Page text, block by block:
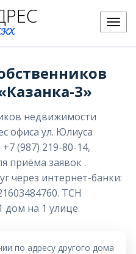
Меню
3»
недвижимости
офиса ул. Юлиуса
(987) 219-80-14,
приёма заявок .
через интернет-банки:
ТСН
дом на 1 улице.
по адресу другого дома